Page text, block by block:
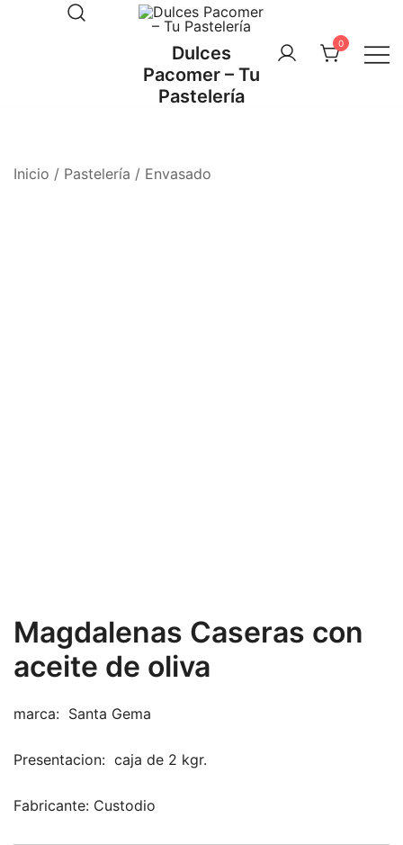
Dulces
Pacomer – Tu
Pastelería
0
Inicio / Pastelería / Envasado
Magdalenas Caseras con
aceite de oliva
marca: Santa Gema
Presentacion: caja de 2 kgr.
Fabricante: Custodio